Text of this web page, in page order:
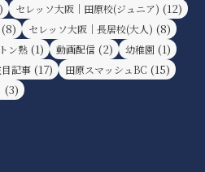
セレッソ大阪｜田原校(ジュニア) (12)
(8) セレッソ大阪｜長居校(大人) (8)
ン熟 (1) 動画配信 (2) 幼稚園 (1)
記事 (17) 田原スマッシュBC (15)
(3)